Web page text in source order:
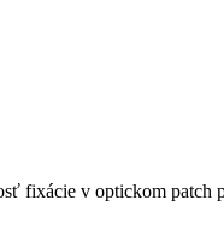
fixácie v optickom patch